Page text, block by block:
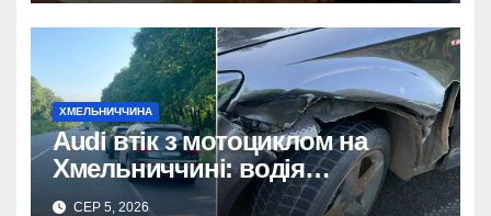
ХМЕЛЬНИЧЧИНА
Audi втік з мотоциклом на
Хмельниччині: водія
затримано.
СЕР 5, 2026